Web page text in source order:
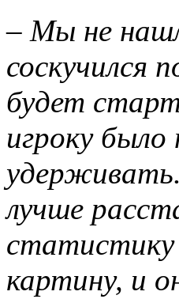
– Мы не
соскучился
будет
игроку
лучше
картину, и